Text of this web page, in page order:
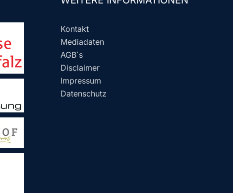
Kontakt
Mediadaten
AGB´s
Disclaimer
Impressum
Datenschutz